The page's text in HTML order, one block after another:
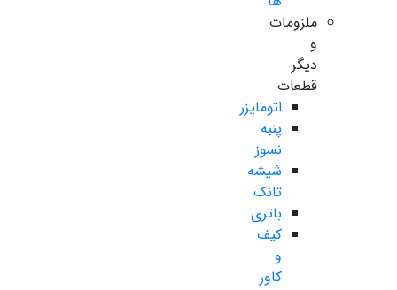
ملزومات
و
دیگر
قطعات
اتومایزر
پنبه
نسوز
شیشه
تانک
باتری
کیف
و
کاور